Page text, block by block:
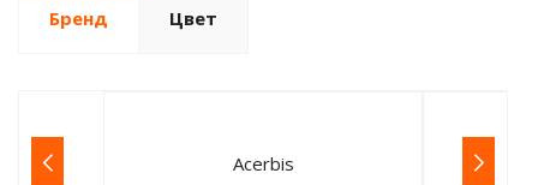
Бренд Цвет
Acerbis